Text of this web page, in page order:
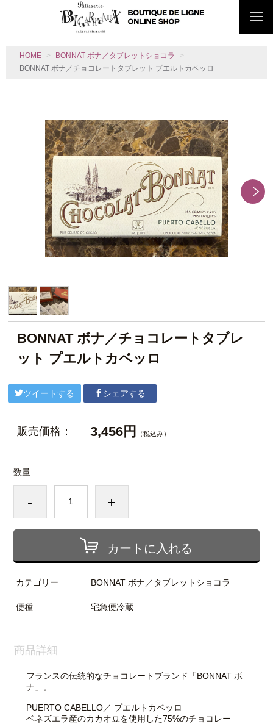
HOME
BONNAT ボナ／タブレットショコラ
BONNAT ボナ／チョコレートタブレット プエルトカベッロ
BONNAT ボナ／チョコレートタブレ
ット プエルトカベッロ
ツイートする シェアする
販売価格： 3,456円 （税込み）
数量
- +
カートに入れる
カテゴリー BONNAT ボナ／タブレットショコラ
便種 宅急便冷蔵
商品詳細
フランスの伝統的なチョコレートブランド「BONNAT ボ
ナ」。
PUERTO CABELLO／ プエルトカベッロ
ベネズエラ産のカカオ豆を使用した75%のチョコレー